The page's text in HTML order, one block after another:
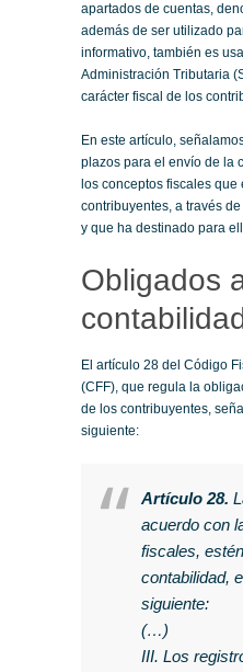
apartados de cuentas,
además de ser utilizado
informativo, también es
Administración Tributaria
carácter fiscal de los
En este artículo,
plazos para el envío de la
los conceptos fiscales que
contribuyentes, a través
y que ha destinado para
Obligados
El artículo 28 del Código
(CFF), que regula la
de los contribuyentes,
siguiente:
Artículo 28.
acuerdo con
fiscales,
contabilidad,
siguiente:
(…)
III. Los